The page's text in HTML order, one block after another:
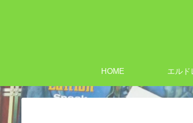
HOME エルド